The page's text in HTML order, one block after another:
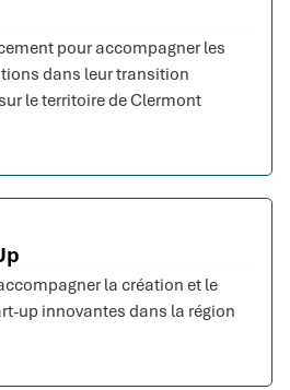
pour accompagner les
dans leur transition
le territoire de Clermont
la création et le
up innovantes dans la région